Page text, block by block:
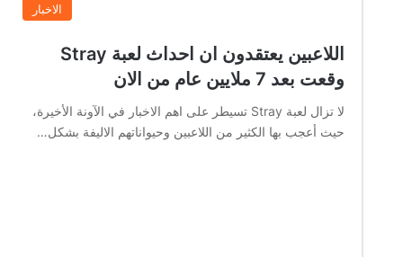
الاخبار
اللاعبين يعتقدون ان احداث لعبة Stray
وقعت بعد 7 ملايين عام من الان
لا تزال لعبة Stray تسيطر على اهم الاخبار في الآونة الأخيرة،
حيث أعجب بها الكثير من اللاعبين وحيواناتهم الاليفة بشكل…